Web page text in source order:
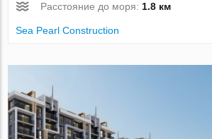
Расстояние до моря:1.8 км
Sea Pearl Construction